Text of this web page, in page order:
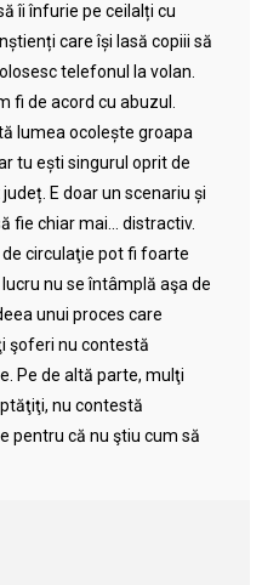
îi înfurie pe ceilalți cu
care își lasă copiii să
telefonul la volan.
fi de acord cu abuzul.
lumea ocolește groapa
tu ești singurul oprit de
E doar un scenariu și
fie chiar mai… distractiv.
circulaţie pot fi foarte
nu se întâmplă aşa de
unui proces care
şoferi nu contestă
Pe de altă parte, mulţi
nu contestă
pentru că nu ştiu cum să